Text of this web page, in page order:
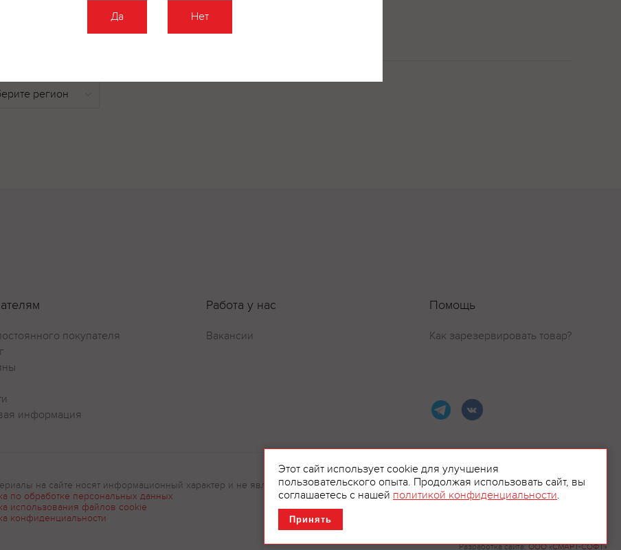
Оставить отзыв
Разработка сайта:ООО «СМАРТ-СОФТ»
покупателя
информация
Работа у нас
Вакансии
Помощь
Как зарезервировать товар?
на сайте носят информационный характер и не являются рекламой.
по обработке персональных данных
использования файлов cookie
конфиденциальности
Этот сайт использует cookie для улучшения
пользовательского опыта. Продолжая использовать сайт, вы
соглашаетесь с нашей политикой конфиденциальности.
Принять
Да Нет